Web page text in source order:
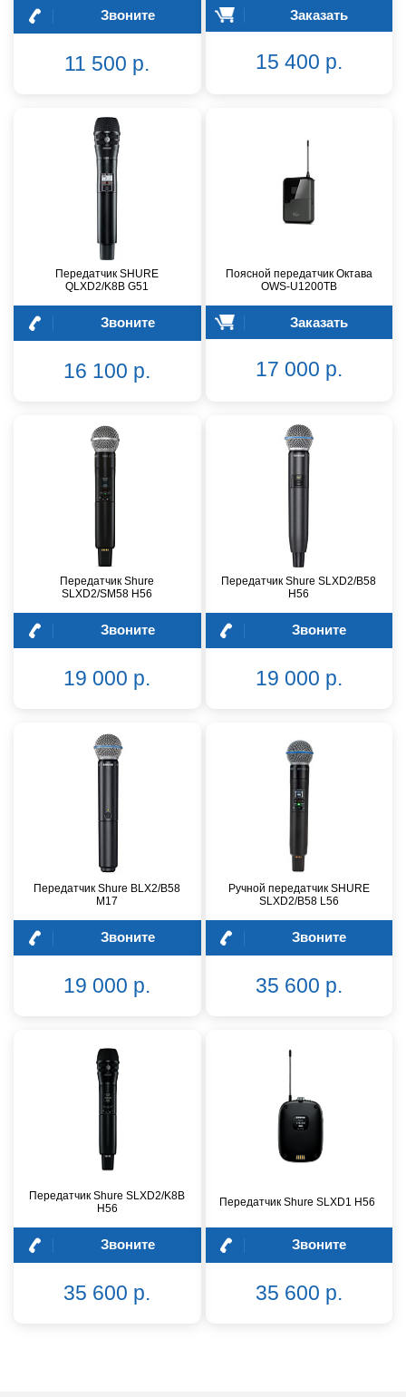
Звоните
11 500 р.
Заказать
15 400 р.
Передатчик SHURE
QLXD2/K8B G51
Звоните
16 100 р.
Поясной передатчик Октава
OWS-U1200TB
Заказать
17 000 р.
Передатчик Shure
SLXD2/SM58 H56
Звоните
19 000 р.
Передатчик Shure SLXD2/B58
H56
Звоните
19 000 р.
Передатчик Shure BLX2/B58
M17
Звоните
19 000 р.
Ручной передатчик SHURE
SLXD2/B58 L56
Звоните
35 600 р.
Передатчик Shure SLXD2/K8B
H56
Звоните
35 600 р.
Передатчик Shure SLXD1 H56
Звоните
35 600 р.